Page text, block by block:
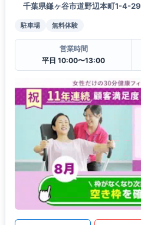
千葉県鎌ヶ谷市道野辺本町1-4-29
駐車場 無料体験
営業時間
平日 10:00〜13:00